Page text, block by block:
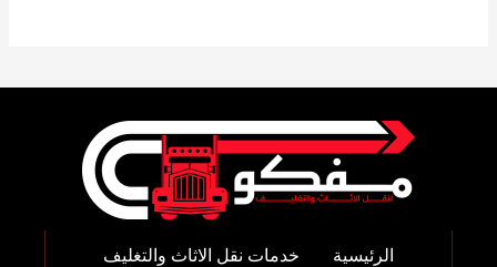
الرئيسية خدمات نقل الاثاث والتغليف